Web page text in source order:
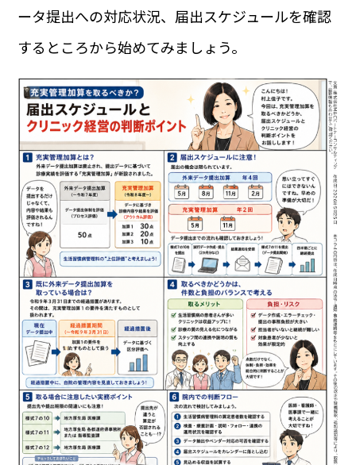
ータ提出への対応状況、届出スケジュールを確認
するところから始めてみましょう。